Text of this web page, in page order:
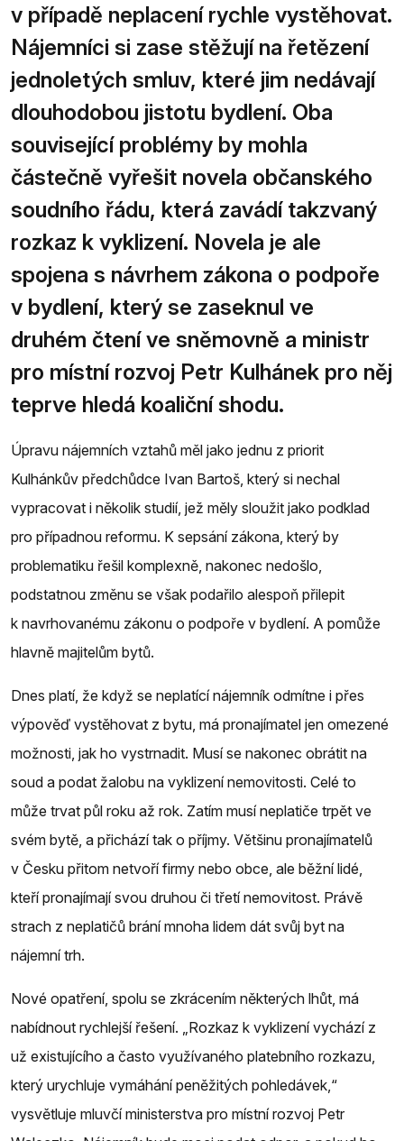
v případě neplacení rychle vystěhovat.
Nájemníci si zase stěžují na řetězení
jednoletých smluv, které jim nedávají
dlouhodobou jistotu bydlení. Oba
související problémy by mohla
částečně vyřešit novela občanského
soudního řádu, která zavádí takzvaný
rozkaz k vyklizení. Novela je ale
spojena s návrhem zákona o podpoře
v bydlení, který se zaseknul ve
druhém čtení ve sněmovně a ministr
pro místní rozvoj Petr Kulhánek pro něj
teprve hledá koaliční shodu.
Úpravu nájemních vztahů měl jako jednu z priorit
Kulhánkův předchůdce Ivan Bartoš, který si nechal
vypracovat i několik studií, jež měly sloužit jako podklad
pro případnou reformu. K sepsání zákona, který by
problematiku řešil komplexně, nakonec nedošlo,
podstatnou změnu se však podařilo alespoň přilepit
k navrhovanému zákonu o podpoře v bydlení. A pomůže
hlavně majitelům bytů.
Dnes platí, že když se neplatící nájemník odmítne i přes
výpověď vystěhovat z bytu, má pronajímatel jen omezené
možnosti, jak ho vystrnadit. Musí se nakonec obrátit na
soud a podat žalobu na vyklizení nemovitosti. Celé to
může trvat půl roku až rok. Zatím musí neplatiče trpět ve
svém bytě, a přichází tak o příjmy. Většinu pronajímatelů
v Česku přitom netvoří firmy nebo obce, ale běžní lidé,
kteří pronajímají svou druhou či třetí nemovitost. Právě
strach z neplatičů brání mnoha lidem dát svůj byt na
nájemní trh.
Nové opatření, spolu se zkrácením některých lhůt, má
nabídnout rychlejší řešení. „Rozkaz k vyklizení vychází z
už existujícího a často využívaného platebního rozkazu,
který urychluje vymáhání peněžitých pohledávek,“
vysvětluje mluvčí ministerstva pro místní rozvoj Petr